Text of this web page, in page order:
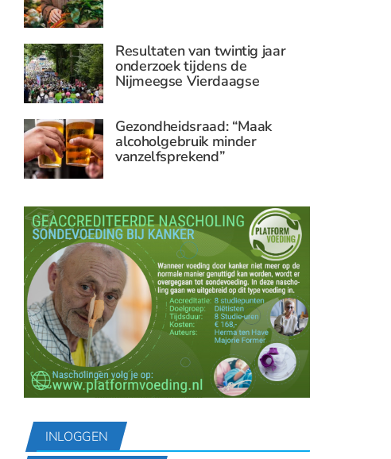
Resultaten van twintig jaar
onderzoek tijdens de
Nijmeegse Vierdaagse
Gezondheidsraad: “Maak
alcoholgebruik minder
vanzelfsprekend”
INLOGGEN